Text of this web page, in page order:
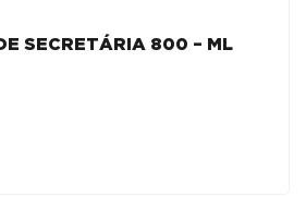
SECRETÁRIA 800 – ML